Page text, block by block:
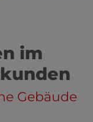
im
Gebäude